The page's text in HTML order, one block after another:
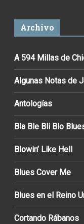
Archivo
A 594 Millas de
Algunas Notas de
Antologías
Bla Ble Bli Blo
Blowin’ Like Hell
Blues Cover Me
Blues en el Reino
Cortando Rábanos